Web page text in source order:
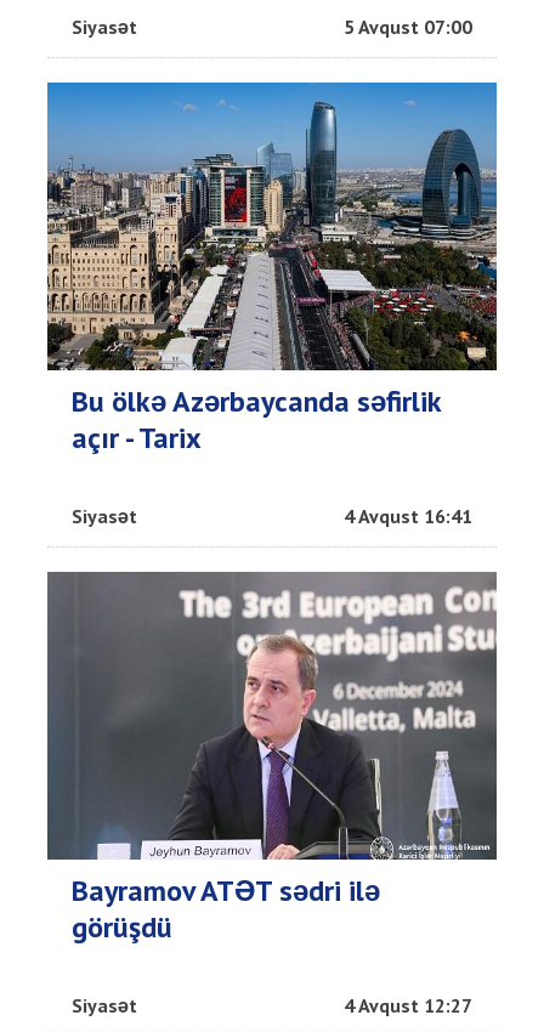
Siyasət 5 Avqust 07:00
Bu ölkə Azərbaycanda səfirlik
açır - Tarix
Siyasət 4 Avqust 16:41
Bayramov ATƏT sədri ilə
görüşdü
Siyasət 4 Avqust 12:27